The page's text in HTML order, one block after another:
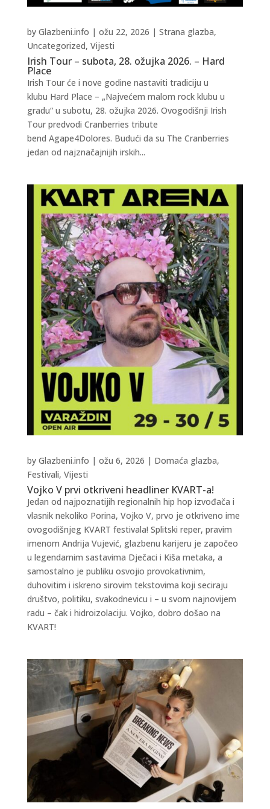
Irish Tour – subota, 28. ožujka 2026. – Hard
Place
by Glazbeni.info | ožu 22, 2026 | Strana glazba,
Uncategorized, Vijesti
Irish Tour će i nove godine nastaviti tradiciju u
klubu Hard Place – „Najvećem malom rock klubu u
gradu“ u subotu, 28. ožujka 2026. Ovogodišnji Irish
Tour predvodi Cranberries tribute
bend Agape4Dolores. Budući da su The Cranberries
jedan od najznačajnijih irskih...
Vojko V prvi otkriveni headliner KVART-a!
by Glazbeni.info | ožu 6, 2026 | Domaća glazba,
Festivali, Vijesti
Jedan od najpoznatijih regionalnih hip hop izvođača i
vlasnik nekoliko Porina, Vojko V, prvo je otkriveno ime
ovogodišnjeg KVART festivala! Splitski reper, pravim
imenom Andrija Vujević, glazbenu karijeru je započeo
u legendarnim sastavima Dječaci i Kiša metaka, a
samostalno je publiku osvojio provokativnim,
duhovitim i iskreno sirovim tekstovima koji seciraju
društvo, politiku, svakodnevicu i – u svom najnovijem
radu – čak i hidroizolaciju. Vojko, dobro došao na
KVART!